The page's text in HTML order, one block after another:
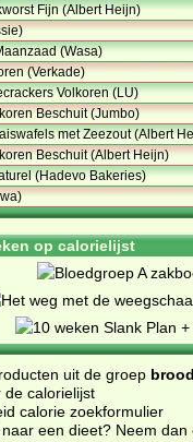
Fijn (Albert Heijn)
(Wasa)
(Verkade)
Volkoren (LU)
Beschuit (Jumbo)
met Zeezout (Albert
Beschuit (Albert Heijn)
(Hadevo Bakeries)
op calorielijst
uit de groep
de calorielijst
calorie zoekformulier
een dieet? Neem